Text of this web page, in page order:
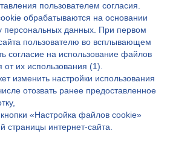
пользователем согласия.
обрабатываются на основании
персональных данных. При первом
пользователю во всплывающем
согласие на использование файлов
от их использования (1).
изменить настройки использования
отозвать ранее предоставленное
«Настройка файлов cookie»
страницы интернет-сайта.